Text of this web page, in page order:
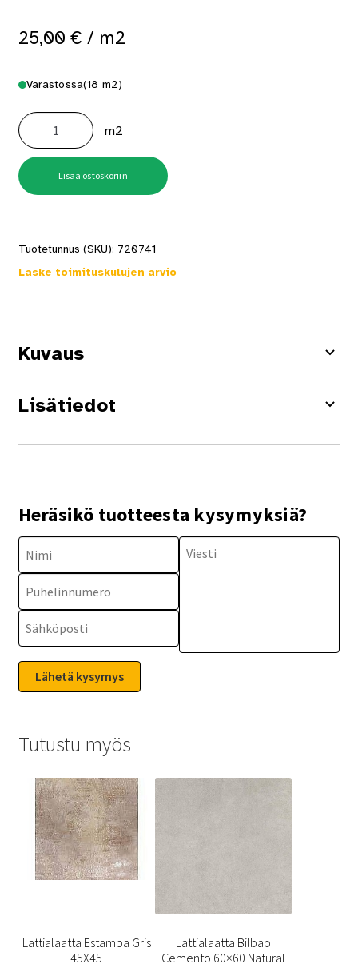
25,00 € / m2
Varastossa(18 m2)
Homestone
Marengo
30X60
1.08M2/6KPL/LTK
määrä
m2
Lisää ostoskoriin
Tuotetunnus (SKU): 720741
Laske toimituskulujen arvio
Kuvaus
Lisätiedot
Heräsikö tuotteesta kysymyksiä?
Tutustu myös
Lattialaatta Estampa Gris
45X45
Lattialaatta Bilbao
Cemento 60×60 Natural